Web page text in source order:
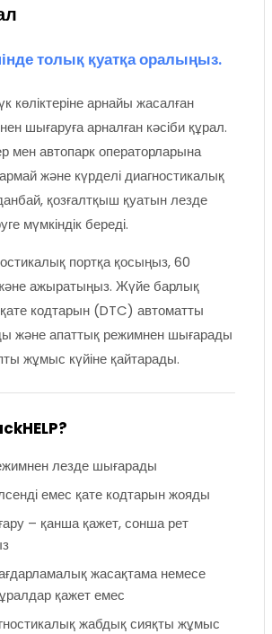
толық қуатқа оралыңыз.
көліктеріне арнайы жасалған
шығаруға арналған кәсіби құрал.
мен автопарк операторларына
және күрделі диагностикалық
қозғалтқыш қуатын лезде
мүмкіндік береді.
портқа қосыңыз, 60
және ажыратыңыз. Жүйе барлық
кодтарын (DTC) автоматты
және апаттық режимнен шығарады
жұмыс күйіне қайтарады.
лезде шығарады
емес қате кодтарын жояды
– қанша қажет, сонша рет
жасақтама немесе
қажет емес
жабдық сияқты жұмыс